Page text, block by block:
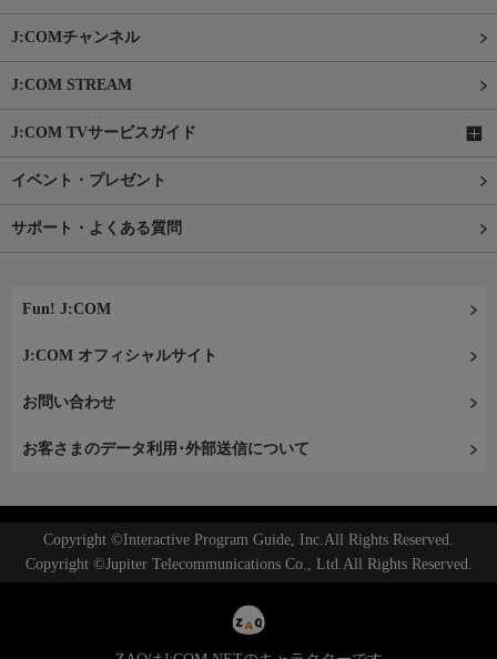
J:COMチャンネル
J:COM STREAM
J:COM TVサービスガイド
イベント・プレゼント
サポート・よくある質問
Fun! J:COM
J:COM オフィシャルサイト
お問い合わせ
お客さまのデータ利用･外部送信について
Copyright ©Interactive Program Guide, Inc.All Rights Reserved.
Copyright ©Jupiter Telecommunications Co., Ltd.All Rights Reserved.